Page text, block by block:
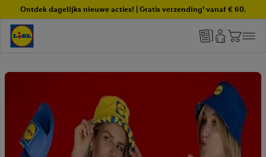
Ontdek dagelijks nieuwe acties! | Gratis verzending¹ vanaf € 60.